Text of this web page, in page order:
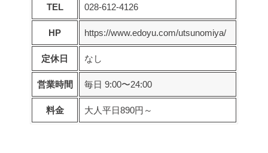
TEL 028-612-4126
HP https://www.edoyu.com/utsunomiya/
定休日 なし
営業時間 毎日 9:00〜24:00
料金 大人平日890円～